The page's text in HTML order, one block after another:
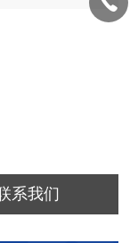
系我们